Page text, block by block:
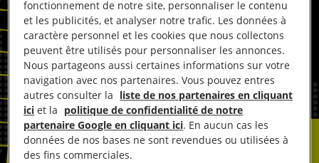
fonctionnement de notre site, personnaliser le contenu
et les publicités, et analyser notre trafic. Les données à
caractère personnel et les cookies que nous collectons
peuvent être utilisés pour personnaliser les annonces.
Nous partageons aussi certaines informations sur votre
navigation avec nos partenaires. Vous pouvez entres
autres consulter la liste de nos partenaires en cliquant
ici et la politique de confidentialité de notre
partenaire Google en cliquant ici. En aucun cas les
données de nos bases ne sont revendues ou utilisées à
des fins commerciales.